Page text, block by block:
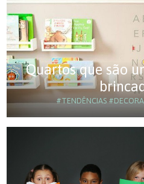
Quartos que são
#TENDÊNCIAS